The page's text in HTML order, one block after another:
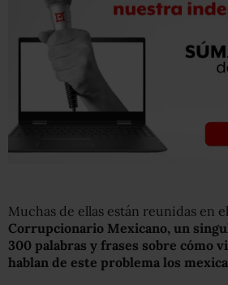
Muchas de ellas están reunidas en
Corrupcionario Mexicano, un
300 palabras y frases sobre cómo
hablan de este problema los